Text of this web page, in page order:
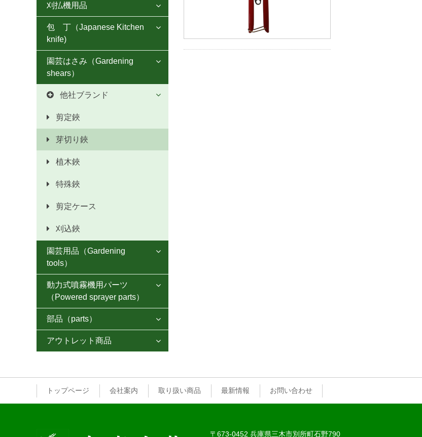
各種合鎌
木鎌
登鎌
造林鎌
特殊鎌
蝶印 草刈鎌
鋸鎌 スーパー波目
ステン鋸鎌
鋸鎌左利き用
小鋸鎌その他
万能鎌
きくかり鎌
収穫鎌
用途別各小鎌
しかホー２１
三角ホー
牛舎ホー
レーキ
鍬（くわ）
ショベル・ホーク
牛馬用品
片刃腰鉈
両刃腰鉈
各種鉈
丸ヒツ鉈
斧（おの）
登鎌
造林鎌
剪定鋸
刈払機用品 
刈払刃
チップソー
包 丁（Japanese Kitchen
knife)

片刃包丁
両刃包丁
ステンレス包丁
刺身包丁
菜切包丁
野菜包丁
牛刀・剣型包丁
特殊包丁
砥石
園芸はさみ（Gardening
shears）

他社ブランド 
トンボ鋏
岡恒鋏
アルス鋏
チカマサ鋏
ニシガキ鋏
剪定鋏
芽切り鋏
植木鋏
特殊鋏
剪定ケース
刈込鋏
園芸用品（Gardening
tools）

肥後守ナイフ
接木小刀
横手小刀
押切器
散水ノズル
動力式噴霧機用パーツ
（Powered sprayer parts）

NGKスパークプラグ
部品（parts） 
柄
クサビ
アウトレット商品 
一般ユーザー様価格
トップページ 会社案内 取り扱い商品 最新情報 お問い合わせ
〒673-0452 兵庫県三木市別所町石野790